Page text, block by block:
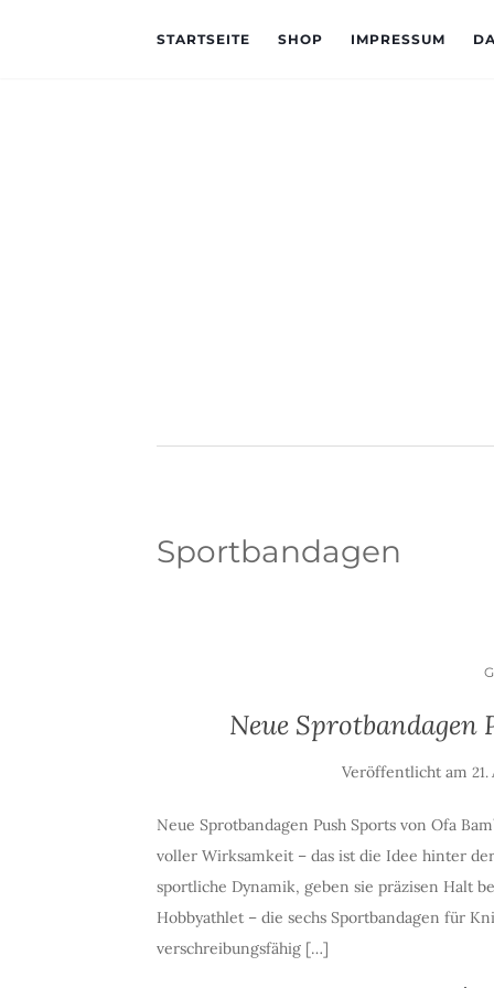
STARTSEITE SHOP IMPRESSUM
Sportbandagen
Neue Sprotbandagen
Veröffentlicht am 21.
Neue Sprotbandagen Push Sports von Ofa
voller Wirksamkeit – das ist die Idee hinter
sportliche Dynamik, geben sie präzisen Halt
Hobbyathlet – die sechs Sportbandagen für
verschreibungsfähig […]